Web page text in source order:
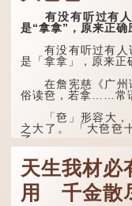
十八回。原意是指人
见到亲人棺木，便不
感到悲伤；后来引申
人执迷不悟，不到
败，便不肯罢休。
许多人对这上半
能详，但它其实还有
——「不到黄河心不
有没有听过有人
是“拿拿”，原来正确
有没有听过有人
是「拿拿」，原来正
在詹宪慈《广州语
俗读夿，若拿……常
「夿」形​​容大，
之大了。 「大夿夿
了。...
天生我材必
用 千金散